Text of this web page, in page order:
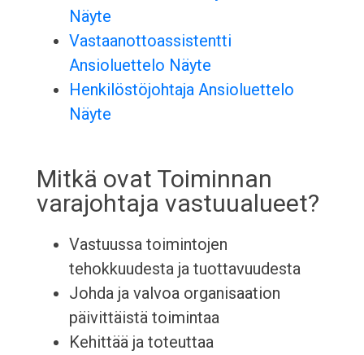
Näyte
Vastaanottoassistentti
Ansioluettelo Näyte
Henkilöstöjohtaja Ansioluettelo
Näyte
Mitkä ovat Toiminnan
varajohtaja vastuualueet?
Vastuussa toimintojen
tehokkuudesta ja tuottavuudesta
Johda ja valvoa organisaation
päivittäistä toimintaa
Kehittää ja toteuttaa